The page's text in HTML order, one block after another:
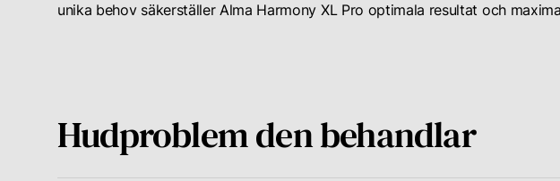
unika behov säkerställer Alma Harmony XL Pro optimala resultat och
Hudproblem den behandlar